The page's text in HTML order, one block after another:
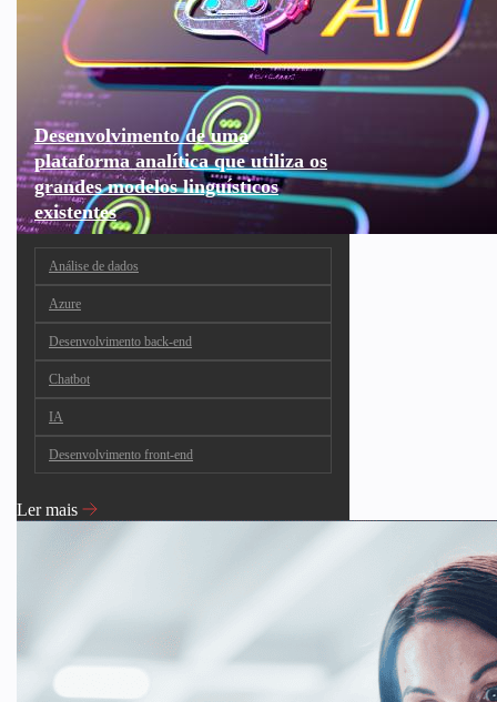
Desenvolvimento de uma
plataforma analítica que utiliza os
grandes modelos linguísticos
existentes
Análise de dados
Azure
Desenvolvimento back-end
Chatbot
IA
Desenvolvimento front-end
Ler mais